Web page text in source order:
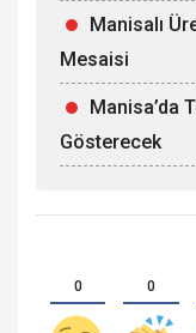
Manisalı
Mesaisi
Manisa’da
Gösterecek
0 0